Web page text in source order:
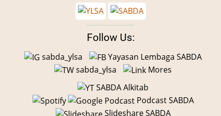
Follow Us:
sabda_ylsa
Yayasan Lembaga SABDA
sabda_ylsa
Mores
SABDA Alkitab
Podcast SABDA
Slideshare SABDA